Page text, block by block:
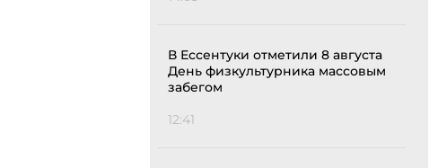
В Ессентуки отметили 8 августа
День физкультурника массовым
забегом
12:41